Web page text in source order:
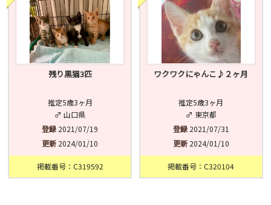
残り黒猫3匹
推定5歳3ヶ月
♂ 山口県
登録 2021/07/19
更新 2024/01/10
掲載番号：C319592
ワクワクにゃんこ♪２ヶ月
推定5歳3ヶ月
♂ 東京都
登録2021/07/31
更新2024/01/10
掲載番号：C320104